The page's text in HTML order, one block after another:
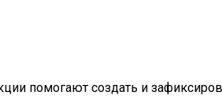
помогают создать и